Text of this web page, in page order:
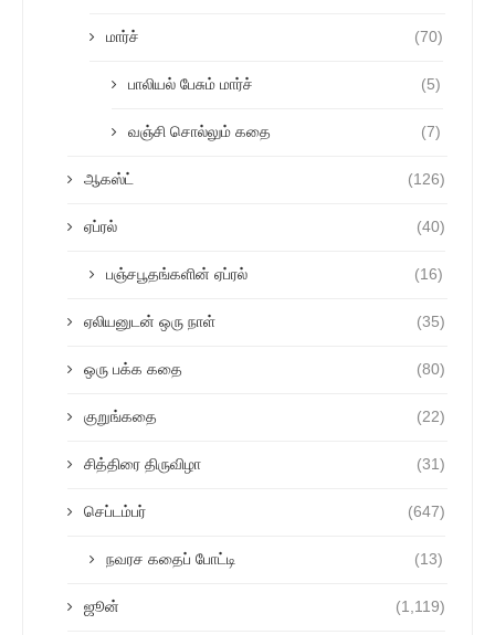
மார்ச் (70)
பாலியல் பேசும் மார்ச் (5)
வஞ்சி சொல்லும் கதை (7)
ஆகஸ்ட் (126)
ஏப்ரல் (40)
பஞ்சபூதங்களின் ஏப்ரல் (16)
ஏலியனுடன் ஒரு நாள் (35)
ஒரு பக்க கதை (80)
குறுங்கதை (22)
சித்திரை திருவிழா (31)
செப்டம்பர் (647)
நவரச கதைப் போட்டி (13)
ஜூன் (1,119)